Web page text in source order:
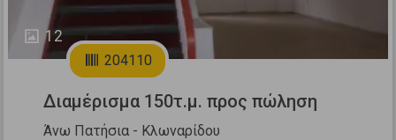
12
204110
Διαμέρισμα 150τ.μ. προς πώληση
Άνω Πατήσια - Κλωναρίδου